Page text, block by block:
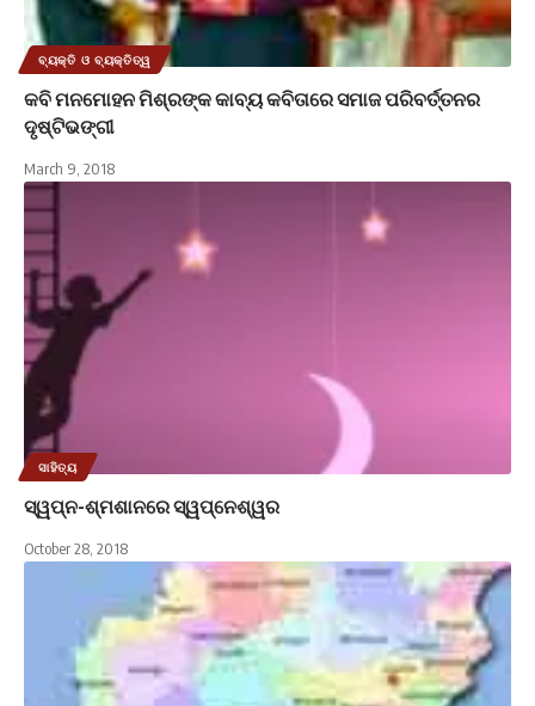
ବ୍ୟକ୍ତି ଓ ବ୍ୟକ୍ତିତ୍ୱ
କବି ମନମୋହନ ମିଶ୍ରଙ୍କ କାବ୍ୟ କବିତାରେ ସମାଜ ପରିବର୍ତ୍ତନର
ଦୃଷ୍ଟିଭଙ୍ଗୀ
March 9, 2018
ସାହିତ୍ୟ
ସ୍ୱପ୍ନ-ଶ୍ମଶାନରେ ସ୍ୱପ୍ନେଶ୍ୱର
October 28, 2018